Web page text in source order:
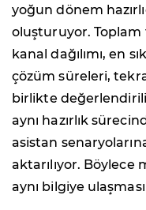
yoğun dönem
oluşturuyor. Toplam
kanal dağılımı, en
çözüm süreleri,
birlikte
aynı hazırlık
asistan
aktarılıyor. Böylece
aynı bilgiye